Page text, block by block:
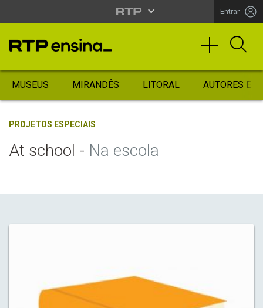
Entrar
MUSEUS MIRANDÊS LITORAL AUTORES
PROJETOS ESPECIAIS
At school - Na escola